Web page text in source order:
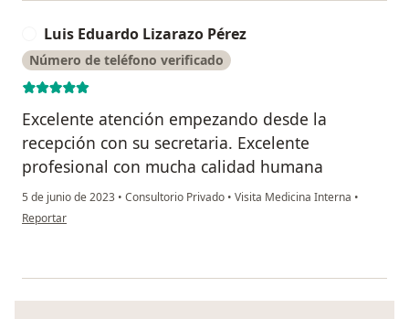
Luis Eduardo Lizarazo Pérez
Número de teléfono verificado
Excelente atención empezando desde la
recepción con su secretaria. Excelente
profesional con mucha calidad humana
5 de junio de 2023 • Consultorio Privado • Visita Medicina Interna •
en opinión del usuario Luis Eduardo Lizarazo Pérez
Reportar